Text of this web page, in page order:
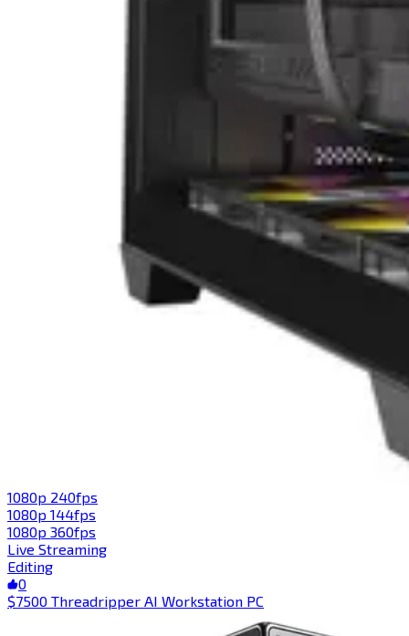
1080p 240fps​​​​‌ ‍ ​‍​‍‌‍ ‌ ​‍‌‍‍‌‌‍‌ ‌‍‍‌‌‍ ‍​‍​‍​ ‍‍​‍​‍‌ ​ ‌‍​‌‌‍ ‍‌‍‍‌‌ ‌​‌ ‍‌​‍ ‍‌‍‍‌‌‍ ​‍​‍​‍ ​​‍​‍‌‍‍​‌ ​‍‌‍‌‌‌‍‌‍​‍​‍​ ‍‍​‍​‍​‍ ‌‍​‌‌‍‌​‌‍ ‌‌‍‍‌‌‍ ‍​‍ ‌‍‍‌‌‍ ‍‌ ‌​‌‍‌‌‌‍ ‍‌ ‌​​‍ ‌‍‌‌‌‍‌​‌‍‍‌‌ ‌​​‍ ‌‍ ‌‌‍ ‌‍‌​‌‍‌‌​ ‌‌ ​​‌ ​‍‌‍‌‌‌ ​ ‌‍‌‌‌‍ ‍‌ ‌​‌‍​‌‌ ‌​‌‍‍‌‌‍ ‌‍ ‍​ ‍ ‌‍‍‌‌‍‌​​ ‌‌‍​‍​ ​​‌‍‌​‌‍​ ‌‍‌‌‌‍​‍​ ​‌​ ​​​‍ ‌‌‍‌​‌‍‌​​ ​‌​ ​​​‍ ‌​ ‌​‌‍​‌​ ‌ ​ ‌‍​‍ ‌‌‍​‍‌‍‌​‌‍​‍‌‍​‌​‍ ‌​ ​‍‌‍‌‍‌‍​ ​ ​‌​ ​‍​ ‍​​ ‌‌​ ‌ ​ ​ ​ ‌ ​ ​ ‌‍‌‌​ ‍ ‌ ‌​‌ ‍‌‌ ​​‌‍‌‌​ ‌‌ ​​‌‍‌‌‌ ​‍‌‍‌‍‌‍ ‌ ​‍‌‍ ‌‌‍​‌‌‍ ‍‌‍​ ‌‍‌‌​ ‍ ‌ ​​‌‍​‌‌ ‌​‌‍‍​​ ‌‌‍ ‍‌‍​‌‌‍ ‌‌‍‌‌​ ‌‍​‍‌‍​‌‌ ​ ‌‍‌‌‌‌‌‌‌ ​‍‌‍ ​​ ‌​‍‌‌​ ​‍‌​‌‍‌‍​‌‌‍‌​‌‍ ‌‌‍‍‌‌‍ ‍​‍‌‍‌‍‍‌‌‍‌​​ ‌‌‍​‍​ ​​‌‍‌​‌‍​ ‌‍‌‌‌‍​‍​ ​‌​ ​​​‍ ‌‌‍‌​‌‍‌​​ ​‌​ ​​​‍ ‌​ ‌​‌‍​‌​ ‌ ​ ‌‍​‍ ‌‌‍​‍‌‍‌​‌‍​‍‌‍​‌​‍ ‌​ ​‍‌‍‌‍‌‍​ ​ ​‌​ ​‍​ ‍​​ ‌‌​ ‌ ​ ​ ​ ‌ ​ ​ ‌‍‌‌​‍‌‍‌ ‌​‌ ‍‌‌ ​​‌‍‌‌​ ‌‌ ​​‌‍‌‌‌ ​‍‌‍‌‍‌‍ ‌ ​‍‌‍ ‌‌‍​‌‌‍ ‍‌‍​ ‌‍‌‌​‍‌‍‌ ​​‌‍​‌‌ ‌​‌‍‍​​ ‌‌‍ ‍‌‍​‌‌‍ ‌‌‍‌‌​‍‌‍‌ ​​‌‍‌‌‌ ​‍‌ ​ ‌ ​​‌‍‌‌‌‍​ ‌ ‌​‌‍‍‌‌ ‌‍‌‍‌‌​ ‌‌ ​​‌ ‌‌‌‍​‍‌‍ ​‌‍‍‌‌ ​ ‌‍‍​‌‍‌‌‌‍‌​​‍​‍‌ ‌
1080p 144fps​​​​‌ ‍ ​‍​‍‌‍ ‌ ​‍‌‍‍‌‌‍‌ ‌‍‍‌‌‍ ‍​‍​‍​ ‍‍​‍​‍‌ ​ ‌‍​‌‌‍ ‍‌‍‍‌‌ ‌​‌ ‍‌​‍ ‍‌‍‍‌‌‍ ​‍​‍​‍ ​​‍​‍‌‍‍​‌ ​‍‌‍‌‌‌‍‌‍​‍​‍​ ‍‍​‍​‍​‍ ‌‍​‌‌‍‌​‌‍ ‌‌‍‍‌‌‍ ‍​‍ ‌‍‍‌‌‍ ‍‌ ‌​‌‍‌‌‌‍ ‍‌ ‌​​‍ ‌‍‌‌‌‍‌​‌‍‍‌‌ ‌​​‍ ‌‍ ‌‌‍ ‌‍‌​‌‍‌‌​ ‌‌ ​​‌ ​‍‌‍‌‌‌ ​ ‌‍‌‌‌‍ ‍‌ ‌​‌‍​‌‌ ‌​‌‍‍‌‌‍ ‌‍ ‍​ ‍ ‌‍‍‌‌‍‌​​ ‌​ ‍‌​ ​​​ ‌‌​ ‌‌​ ‍​​ ‌‍‌‍‌​​ ‌​​‍ ‌‌‍‌​​ ‍​‌‍‌‌‌‍‌​​‍ ‌​ ‌​​ ​‍‌‍​‌‌‍‌‍​‍ ‌‌‍​‍​ ‌​‌‍‌​‌‍‌‌​‍ ‌‌‍​‍​ ‍​‌‍‌​​ ‌‍‌‍‌‌​ ‌‌​ ​​‌‍​‌​ ​​​ ‍​​ ​ ​ ‌​​ ‍ ‌ ‌​‌ ‍‌‌ ​​‌‍‌‌​ ‌‌ ​​‌‍‌‌‌ ​‍‌‍‌‍‌‍ ‌ ​‍‌‍ ‌‌‍​‌‌‍ ‍‌‍​ ‌‍‌‌​ ‍ ‌ ​​‌‍​‌‌ ‌​‌‍‍​​ ‌‌‍ ‍‌‍​‌‌‍ ‌‌‍‌‌​ ‌‍​‍‌‍​‌‌ ​ ‌‍‌‌‌‌‌‌‌ ​‍‌‍ ​​ ‌​‍‌‌​ ​‍‌​‌‍‌‍​‌‌‍‌​‌‍ ‌‌‍‍‌‌‍ ‍​‍‌‍‌‍‍‌‌‍‌​​ ‌​ ‍‌​ ​​​ ‌‌​ ‌‌​ ‍​​ ‌‍‌‍‌​​ ‌​​‍ ‌‌‍‌​​ ‍​‌‍‌‌‌‍‌​​‍ ‌​ ‌​​ ​‍‌‍​‌‌‍‌‍​‍ ‌‌‍​‍​ ‌​‌‍‌​‌‍‌‌​‍ ‌‌‍​‍​ ‍​‌‍‌​​ ‌‍‌‍‌‌​ ‌‌​ ​​‌‍​‌​ ​​​ ‍​​ ​ ​ ‌​​‍‌‍‌ ‌​‌ ‍‌‌ ​​‌‍‌‌​ ‌‌ ​​‌‍‌‌‌ ​‍‌‍‌‍‌‍ ‌ ​‍‌‍ ‌‌‍​‌‌‍ ‍‌‍​ ‌‍‌‌​‍‌‍‌ ​​‌‍​‌‌ ‌​‌‍‍​​ ‌‌‍ ‍‌‍​‌‌‍ ‌‌‍‌‌​‍‌‍‌ ​​‌‍‌‌‌ ​‍‌ ​ ‌ ​​‌‍‌‌‌‍​ ‌ ‌​‌‍‍‌‌ ‌‍‌‍‌‌​ ‌‌ ​​‌ ‌‌‌‍​‍‌‍ ​‌‍‍‌‌ ​ ‌‍‍​‌‍‌‌‌‍‌​​‍​‍‌ ‌
1080p 360fps​​​​‌ ‍ ​‍​‍‌‍ ‌ ​‍‌‍‍‌‌‍‌ ‌‍‍‌‌‍ ‍​‍​‍​ ‍‍​‍​‍‌ ​ ‌‍​‌‌‍ ‍‌‍‍‌‌ ‌​‌ ‍‌​‍ ‍‌‍‍‌‌‍ ​‍​‍​‍ ​​‍​‍‌‍‍​‌ ​‍‌‍‌‌‌‍‌‍​‍​‍​ ‍‍​‍​‍​‍ ‌‍​‌‌‍‌​‌‍ ‌‌‍‍‌‌‍ ‍​‍ ‌‍‍‌‌‍ ‍‌ ‌​‌‍‌‌‌‍ ‍‌ ‌​​‍ ‌‍‌‌‌‍‌​‌‍‍‌‌ ‌​​‍ ‌‍ ‌‌‍ ‌‍‌​‌‍‌‌​ ‌‌ ​​‌ ​‍‌‍‌‌‌ ​ ‌‍‌‌‌‍ ‍‌ ‌​‌‍​‌‌ ‌​‌‍‍‌‌‍ ‌‍ ‍​ ‍ ‌‍‍‌‌‍‌​​ ‌‌‍‌​‌‍​ ‌‍‌‍​ ‍‌​ ​​‌‍​‍‌‍‌‌‌‍‌​​‍ ‌‌‍‌​​ ‌ ​ ​‍‌‍‌‌​‍ ‌​ ‌​​ ​ ‌‍‌‌‌‍​‍​‍ ‌​ ‍‌‌‍‌‌​ ​​‌‍​ ​‍ ‌​ ‌ ​ ​‍​ ​​​ ‌‍‌‍​ ‌‍‌​​ ‌‍​ ​‍​ ​‌‌‍​‍​ ‌ ‌‍​‍​ ‍ ‌ ‌​‌ ‍‌‌ ​​‌‍‌‌​ ‌‌ ​​‌‍‌‌‌ ​‍‌‍‌‍‌‍ ‌ ​‍‌‍ ‌‌‍​‌‌‍ ‍‌‍​ ‌‍‌‌​ ‍ ‌ ​​‌‍​‌‌ ‌​‌‍‍​​ ‌‌‍ ‍‌‍​‌‌‍ ‌‌‍‌‌​ ‌‍​‍‌‍​‌‌ ​ ‌‍‌‌‌‌‌‌‌ ​‍‌‍ ​​ ‌​‍‌‌​ ​‍‌​‌‍‌‍​‌‌‍‌​‌‍ ‌‌‍‍‌‌‍ ‍​‍‌‍‌‍‍‌‌‍‌​​ ‌‌‍‌​‌‍​ ‌‍‌‍​ ‍‌​ ​​‌‍​‍‌‍‌‌‌‍‌​​‍ ‌‌‍‌​​ ‌ ​ ​‍‌‍‌‌​‍ ‌​ ‌​​ ​ ‌‍‌‌‌‍​‍​‍ ‌​ ‍‌‌‍‌‌​ ​​‌‍​ ​‍ ‌​ ‌ ​ ​‍​ ​​​ ‌‍‌‍​ ‌‍‌​​ ‌‍​ ​‍​ ​‌‌‍​‍​ ‌ ‌‍​‍​‍‌‍‌ ‌​‌ ‍‌‌ ​​‌‍‌‌​ ‌‌ ​​‌‍‌‌‌ ​‍‌‍‌‍‌‍ ‌ ​‍‌‍ ‌‌‍​‌‌‍ ‍‌‍​ ‌‍‌‌​‍‌‍‌ ​​‌‍​‌‌ ‌​‌‍‍​​ ‌‌‍ ‍‌‍​‌‌‍ ‌‌‍‌‌​‍‌‍‌ ​​‌‍‌‌‌ ​‍‌ ​ ‌ ​​‌‍‌‌‌‍​ ‌ ‌​‌‍‍‌‌ ‌‍‌‍‌‌​ ‌‌ ​​‌ ‌‌‌‍​‍‌‍ ​‌‍‍‌‌ ​ ‌‍‍​‌‍‌‌‌‍‌​​‍​‍‌ ‌
Live Streaming​​​​‌ ‍ ​‍​‍‌‍ ‌ ​‍‌‍‍‌‌‍‌ ‌‍‍‌‌‍ ‍​‍​‍​ ‍‍​‍​‍‌ ​ ‌‍​‌‌‍ ‍‌‍‍‌‌ ‌​‌ ‍‌​‍ ‍‌‍‍‌‌‍ ​‍​‍​‍ ​​‍​‍‌‍‍​‌ ​‍‌‍‌‌‌‍‌‍​‍​‍​ ‍‍​‍​‍​‍ ‌‍​‌‌‍‌​‌‍ ‌‌‍‍‌‌‍ ‍​‍ ‌‍‍‌‌‍ ‍‌ ‌​‌‍‌‌‌‍ ‍‌ ‌​​‍ ‌‍‌‌‌‍‌​‌‍‍‌‌ ‌​​‍ ‌‍ ‌‌‍ ‌‍‌​‌‍‌‌​ ‌‌ ​​‌ ​‍‌‍‌‌‌ ​ ‌‍‌‌‌‍ ‍‌ ‌​‌‍​‌‌ ‌​‌‍‍‌‌‍ ‌‍ ‍​ ‍ ‌‍‍‌‌‍‌​​ ‌​ ​‌‌‍​‍​ ‌‍‌‍​‌‌‍​ ​ ​‌‌‍​‍​ ​‍​‍ ‌‌‍‌​​ ‌ ​ ‍​​ ‌‍​‍ ‌​ ‌​​ ‍​‌‍‌‌​ ‍‌​‍ ‌‌‍​‍​ ​‌‌‍‌‌‌‍‌​​‍ ‌​ ​​‌‍​‍​ ‍‌​ ‌ ‌‍​‍‌‍‌​​ ‌ ​ ‌ ​ ​‌‌‍‌​​ ​​‌‍‌​​ ‍ ‌ ‌​‌ ‍‌‌ ​​‌‍‌‌​ ‌‌ ‌​‌‍​‌‌‍‌ ​ ‍ ‌ ​​‌‍​‌‌ ‌​‌‍‍​​ ‌‌‍ ‍‌‍​‌‌‍ ‌‌‍‌‌​ ‌‍​‍‌‍​‌‌ ​ ‌‍‌‌‌‌‌‌‌ ​‍‌‍ ​​ ‌​‍‌‌​ ​‍‌​‌‍‌‍​‌‌‍‌​‌‍ ‌‌‍‍‌‌‍ ‍​‍‌‍‌‍‍‌‌‍‌​​ ‌​ ​‌‌‍​‍​ ‌‍‌‍​‌‌‍​ ​ ​‌‌‍​‍​ ​‍​‍ ‌‌‍‌​​ ‌ ​ ‍​​ ‌‍​‍ ‌​ ‌​​ ‍​‌‍‌‌​ ‍‌​‍ ‌‌‍​‍​ ​‌‌‍‌‌‌‍‌​​‍ ‌​ ​​‌‍​‍​ ‍‌​ ‌ ‌‍​‍‌‍‌​​ ‌ ​ ‌ ​ ​‌‌‍‌​​ ​​‌‍‌​​‍‌‍‌ ‌​‌ ‍‌‌ ​​‌‍‌‌​ ‌‌ ‌​‌‍​‌‌‍‌ ​‍‌‍‌ ​​‌‍​‌‌ ‌​‌‍‍​​ ‌‌‍ ‍‌‍​‌‌‍ ‌‌‍‌‌​‍‌‍‌ ​​‌‍‌‌‌ ​‍‌ ​ ‌ ​​‌‍‌‌‌‍​ ‌ ‌​‌‍‍‌‌ ‌‍‌‍‌‌​ ‌‌ ​​‌ ‌‌‌‍​‍‌‍ ​‌‍‍‌‌ ​ ‌‍‍​‌‍‌‌‌‍‌​​‍​‍‌ ‌
Editing​​​​‌ ‍ ​‍​‍‌‍ ‌ ​‍‌‍‍‌‌‍‌ ‌‍‍‌‌‍ ‍​‍​‍​ ‍‍​‍​‍‌ ​ ‌‍​‌‌‍ ‍‌‍‍‌‌ ‌​‌ ‍‌​‍ ‍‌‍‍‌‌‍ ​‍​‍​‍ ​​‍​‍‌‍‍​‌ ​‍‌‍‌‌‌‍‌‍​‍​‍​ ‍‍​‍​‍​‍ ‌‍​‌‌‍‌​‌‍ ‌‌‍‍‌‌‍ ‍​‍ ‌‍‍‌‌‍ ‍‌ ‌​‌‍‌‌‌‍ ‍‌ ‌​​‍ ‌‍‌‌‌‍‌​‌‍‍‌‌ ‌​​‍ ‌‍ ‌‌‍ ‌‍‌​‌‍‌‌​ ‌‌ ​​‌ ​‍‌‍‌‌‌ ​ ‌‍‌‌‌‍ ‍‌ ‌​‌‍​‌‌ ‌​‌‍‍‌‌‍ ‌‍ ‍​ ‍ ‌‍‍‌‌‍‌​​ ‌‌‍‌​​ ‌ ‌‍​‍‌‍‌​​ ​‌‌‍​ ​ ‌‍​ ‌​​‍ ‌​ ​‍​ ‌ ​ ‌​​ ‍‌​‍ ‌​ ‌​​ ​‍​ ​ ​ ‍‌​‍ ‌​ ‍​​ ​​​ ‌​‌‍‌‍​‍ ‌​ ‌‍‌‍‌‍‌‍​ ​ ‌‌​ ‌‌‌‍‌​​ ​‌​ ‌ ‌‍​‍‌‍​‍‌‍‌‌​ ​‌​ ‍ ‌ ‌​‌ ‍‌‌ ​​‌‍‌‌​ ‌‌ ‌​‌‍​‌‌‍‌ ​ ‍ ‌ ​​‌‍​‌‌ ‌​‌‍‍​​ ‌‌‍ ‍‌‍​‌‌‍ ‌‌‍‌‌​ ‌‍​‍‌‍​‌‌ ​ ‌‍‌‌‌‌‌‌‌ ​‍‌‍ ​​ ‌​‍‌‌​ ​‍‌​‌‍‌‍​‌‌‍‌​‌‍ ‌‌‍‍‌‌‍ ‍​‍‌‍‌‍‍‌‌‍‌​​ ‌‌‍‌​​ ‌ ‌‍​‍‌‍‌​​ ​‌‌‍​ ​ ‌‍​ ‌​​‍ ‌​ ​‍​ ‌ ​ ‌​​ ‍‌​‍ ‌​ ‌​​ ​‍​ ​ ​ ‍‌​‍ ‌​ ‍​​ ​​​ ‌​‌‍‌‍​‍ ‌​ ‌‍‌‍‌‍‌‍​ ​ ‌‌​ ‌‌‌‍‌​​ ​‌​ ‌ ‌‍​‍‌‍​‍‌‍‌‌​ ​‌​‍‌‍‌ ‌​‌ ‍‌‌ ​​‌‍‌‌​ ‌‌ ‌​‌‍​‌‌‍‌ ​‍‌‍‌ ​​‌‍​‌‌ ‌​‌‍‍​​ ‌‌‍ ‍‌‍​‌‌‍ ‌‌‍‌‌​‍‌‍‌ ​​‌‍‌‌‌ ​‍‌ ​ ‌ ​​‌‍‌‌‌‍​ ‌ ‌​‌‍‍‌‌ ‌‍‌‍‌‌​ ‌‌ ​​‌ ‌‌‌‍​‍‌‍ ​‌‍‍‌‌ ​ ‌‍‍​‌‍‌‌‌‍‌​​‍​‍‌ ‌
0
$7500 Threadripper AI Workstation PC​​​​‌ ‍ ​‍​‍‌‍ ‌ ​‍‌‍‍‌‌‍‌ ‌‍‍‌‌‍ ‍​‍​‍​ ‍‍​‍​‍‌ ​ ‌‍​‌‌‍ ‍‌‍‍‌‌ ‌​‌ ‍‌​‍ ‍‌‍‍‌‌‍ ​‍​‍​‍ ​​‍​‍‌‍‍​‌ ​‍‌‍‌‌‌‍‌‍​‍​‍​ ‍‍​‍​‍​‍ ‌‍​‌‌‍‌​‌‍ ‌‌‍‍‌‌‍ ‍​‍ ‌‍‍‌‌‍ ‍‌ ‌​‌‍‌‌‌‍ ‍‌ ‌​​‍ ‌‍‌‌‌‍‌​‌‍‍‌‌ ‌​​‍ ‌‍ ‌‌‍ ‌‍‌​‌‍‌‌​ ‌‌ ​​‌ ​‍‌‍‌‌‌ ​ ‌‍‌‌‌‍ ‍‌ ‌​‌‍​‌‌ ‌​‌‍‍‌‌‍ ‌‍ ‍​ ‍ ‌‍‍‌‌‍‌​​ ‌​ ‌ ​ ​ ‌‍‌‌​ ​ ​ ‌​‌‍‌‌​ ‌‍​ ‌‍​‍ ‌​ ‌‌​ ‌‌​ ‌ ​ ​​​‍ ‌​ ‌​​ ‌‍‌‍​ ‌‍​‍​‍ ‌‌‍​‍‌‍‌‍​ ‍​​ ‌ ​‍ ‌​ ​‍‌‍​ ​ ‌‌​ ‌​​ ‍‌​ ‌‌‌‍‌​​ ​ ​ ‌ ​ ‍​​ ‌‍​ ‌​​ ‍ ‌ ‌​‌ ‍‌‌ ​​‌‍‌‌​ ‌‌‍​‍‌ ‌‌‌‍‍‌‌‍ ​‌‍‌​​ ‍ ‌ ​​‌‍​‌‌ ‌​‌‍‍​​ ‌‌‍‍‌​ ​‌​ ‍​‌‍ ‍‌‌ ‌‍ ‍‌‍​‌‌‍ ‌‌‍‌‌​‍‌‌​ ‌‌‌​​‍‌‌ ‌‍‍ ‌‍‌‌‌ ‍‌​‍‌‌​ ​ ‌​‌​​‍‌‌​ ​ ‌​‌​​‍‌‌​ ​‍​ ​‍‌‍‌‌‌‍ ‍​‍‌‌​ ​‍​ ​‍​‍‌‌​ ‌‌‌​‌​​‍ ‍‌ ‌‍‌‍​‌‌‍ ​‌ ‌‌‌‍‌‌​ ‌‍​‍‌‍​‌‌ ​ ‌‍‌‌‌‌‌‌‌ ​‍‌‍ ​​ ‌​‍‌‌​ ​‍‌​‌‍‌‍​‌‌‍‌​‌‍ ‌‌‍‍‌‌‍ ‍​‍‌‍‌‍‍‌‌‍‌​​ ‌​ ‌ ​ ​ ‌‍‌‌​ ​ ​ ‌​‌‍‌‌​ ‌‍​ ‌‍​‍ ‌​ ‌‌​ ‌‌​ ‌ ​ ​​​‍ ‌​ ‌​​ ‌‍‌‍​ ‌‍​‍​‍ ‌‌‍​‍‌‍‌‍​ ‍​​ ‌ ​‍ ‌​ ​‍‌‍​ ​ ‌‌​ ‌​​ ‍‌​ ‌‌‌‍‌​​ ​ ​ ‌ ​ ‍​​ ‌‍​ ‌​​‍‌‍‌ ‌​‌ ‍‌‌ ​​‌‍‌‌​ ‌‌‍​‍‌ ‌‌‌‍‍‌‌‍ ​‌‍‌​​‍‌‍‌ ​​‌‍​‌‌ ‌​‌‍‍​​ ‌‌‍‍‌​ ​‌​ ‍​‌‍ ‍‌‌ ‌‍ ‍‌‍​‌‌‍ ‌‌‍‌‌​‍‌‌​ ‌‌‌​​‍‌‌ ‌‍‍ ‌‍‌‌‌ ‍‌​‍‌‌​ ​ ‌​‌​​‍‌‌​ ​ ‌​‌​​‍‌‌​ ​‍​ ​‍‌‍‌‌‌‍ ‍​‍‌‌​ ​‍​ ​‍​‍‌‌​ ‌‌‌​‌​​‍ ‍‌ ‌‍‌‍​‌‌‍ ​‌ ‌‌‌‍‌‌​‍‌‍‌ ​​‌‍‌‌‌ ​‍‌ ​ ‌ ​​‌‍‌‌‌‍​ ‌ ‌​‌‍‍‌‌ ‌‍‌‍‌‌​ ‌‌ ​​‌ ‌‌‌‍​‍‌‍ ​‌‍‍‌‌ ​ ‌‍‍​‌‍‌‌‌‍‌​​‍​‍‌ ‌